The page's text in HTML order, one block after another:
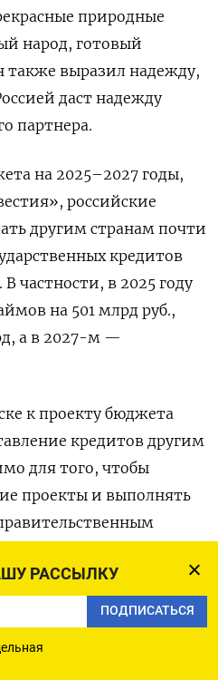
РАССЫЛКУ
ПОДПИСАТЬСЯ
природные
народ, готовый
также выразил надежду,
даст надежду
партнера.
на 2025–2027 годы,
российские
другим странам почти
кредитов
частности, в 2025 году
на 501 млрд руб.,
а в 2027-м —
к проекту бюджета
кредитов другим
для того, чтобы
проекты и выполнять
экспорта
в отраслях, в которых